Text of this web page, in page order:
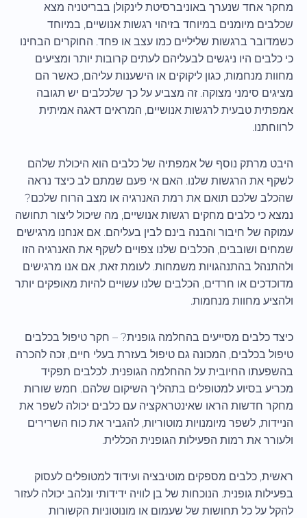
מחקר אחד שנערך באוניברסיטת לינקולן בבריטניה מצא
שכלבים מיומנים במיוחד בזיהוי רגשות אנושיים, במיוחד
כשמדובר ברגשות שליליים כמו עצב או פחד. החוקרים הבחינו
כי כלבים היו ניגשים לבעליהם לעתים קרובות יותר ומציעים
מחוות מנחמות, כגון ליקוקים או הישענות עליהם, כאשר הם
מציגים סימני מצוקה. זה מצביע על כך שלכלבים יש תגובה
אמפתית טבעית לרגשות אנושיים, המראים דאגה אמיתית
לרווחתנו.
היבט מרתק נוסף של אמפתיה של כלבים הוא היכולת שלהם
לשקף את הרגשות שלנו. האם אי פעם שמתם לב כיצד נראה
שהכלב שלכם תואם את רמת האנרגיה או מצב הרוח שלכם?
נמצא כי כלבים מחקים רגשות אנושיים, מה שיכול ליצור תחושה
עמוקה של חיבור והבנה בינם לבין בעליהם. אם אנחנו מרגישים
שמחים ושובבים, הכלבים שלנו צפויים לשקף את האנרגיה הזו
ולהתנהל בהתנהגויות משמחות. לעומת זאת, אם אנו מרגישים
מדוכדכים או חרדים, הכלבים שלנו עשויים להיות מאופקים יותר
ולהציע מחוות מנחמות.
כיצד כלבים מסייעים בהחלמה גופנית? – חקר טיפול בכלבים
טיפול בכלבים, המכונה גם טיפול בעזרת בעלי חיים, זכה להכרה
בהשפעתו החיובית על ההחלמה הגופנית. לכלבים תפקיד
מכריע בסיוע למטופלים בתהליך השיקום שלהם. חמש שורות
מחקר חדשות הראו שאינטראקציה עם כלבים יכולה לשפר את
הניידות, לשפר מיומנויות מוטוריות, להגביר את כוח השרירים
ולעורר את רמות הפעילות הגופנית הכללית.
ראשית, כלבים מספקים מוטיבציה ועידוד למטופלים לעסוק
בפעילות גופנית. הנוכחות של בן לוויה ידידותי ונלהב יכולה לעזור
להקל על כל תחושות של שעמום או מונוטוניות הקשורות